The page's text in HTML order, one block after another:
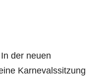
der neuen
Karnevalssitzung